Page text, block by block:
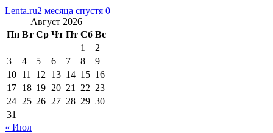
Lenta.ru2 месяца спустя 0
Август 2026
Пн Вт Ср Чт Пт Сб Вс
1
2
3
4 5 6 7 8
9
10 11 12 13 14 15 16
17 18 19 20 21 22 23
24 25 26 27 28 29 30
31
« Июл